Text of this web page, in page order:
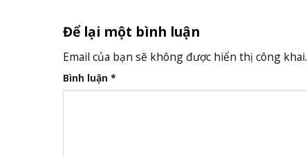
Để lại một bình luận
Email của bạn sẽ không được hiển thị công khai.
Bình luận *